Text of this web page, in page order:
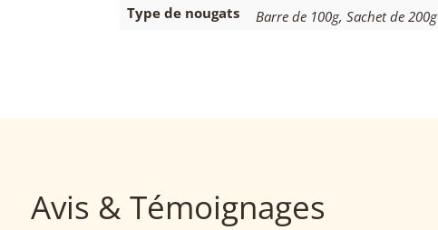
Type de nougats
Barre de 100g, Sachet de 200g
Avis & Témoignages